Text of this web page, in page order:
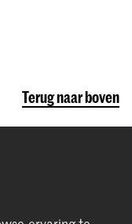
Terug naar boven